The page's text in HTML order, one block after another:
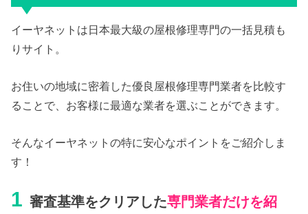
イーヤネットは日本最大級の屋根修理専門の一括見積も
りサイト。
お住いの地域に密着した優良屋根修理専門業者を比較す
ることで、お客様に最適な業者を選ぶことができます。
そんなイーヤネットの特に安心なポイントをご紹介しま
す！
1 審査基準をクリアした専門業者だけを紹